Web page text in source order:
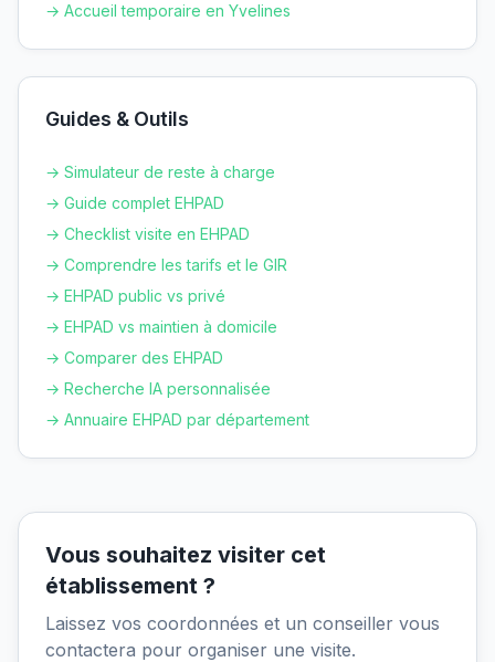
→ Accueil temporaire en Yvelines
Guides & Outils
→ Simulateur de reste à charge
→ Guide complet EHPAD
→ Checklist visite en EHPAD
→ Comprendre les tarifs et le GIR
→ EHPAD public vs privé
→ EHPAD vs maintien à domicile
→ Comparer des EHPAD
→ Recherche IA personnalisée
→ Annuaire EHPAD par département
Vous souhaitez visiter cet
établissement ?
Laissez vos coordonnées et un conseiller vous
contactera pour organiser une visite.